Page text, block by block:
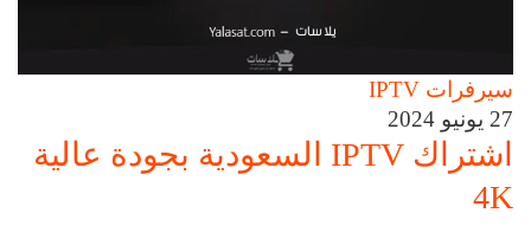
سيرفرات IPTV
27 يونيو 2024
اشتراك IPTV السعودية بجودة عالية
4K